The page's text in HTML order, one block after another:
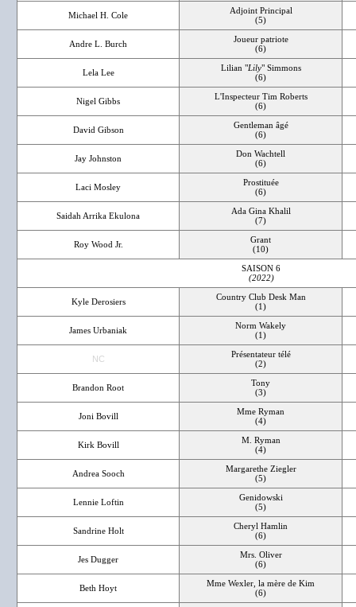
Michael H. Cole
Adjoint Principal
(5)
Andre L. Burch
Joueur patriote
(6)
Lela Lee Lilian "Lily" Simmons
(6)
Nigel Gibbs
L'Inspecteur Tim Roberts
(6)
David Gibson
Gentleman âgé
(6)
Jay Johnston
Don Wachtell
(6)
Laci Mosley
Prostituée
(6)
Saidah Arrika Ekulona
Ada Gina Khalil
(7)
Roy Wood Jr.
Grant
(10)
SAISON 6
(2022)
Kyle Derosiers
Country Club Desk Man
(1)
James Urbaniak
Norm Wakely
(1)
NC
Présentateur télé
(2)
Brandon Root
Tony
(3)
Joni Bovill
Mme Ryman
(4)
Kirk Bovill
M. Ryman
(4)
Andrea Sooch
Margarethe Ziegler
(5)
Lennie Loftin
Genidowski
(5)
Sandrine Holt
Cheryl Hamlin
(6)
Jes Dugger
Mrs. Oliver
(6)
Beth Hoyt
Mme Wexler, la mère de Kim
(6)